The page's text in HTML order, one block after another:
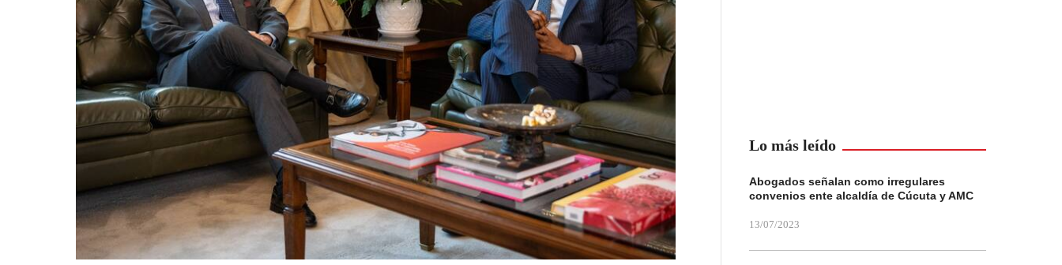
Lo más leído
Abogados señalan como irregulares
convenios ente alcaldía de Cúcuta y AMC
13/07/2023